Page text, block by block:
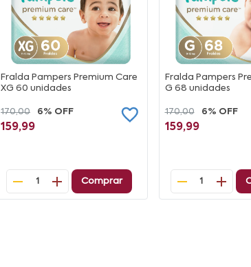
Fralda Pampers Premium Care
XG 60 unidades
170,00 6% OFF
159,99
1 Comprar
Fralda Pampers
G 68 unidades
170,00 6% OFF
159,99
1